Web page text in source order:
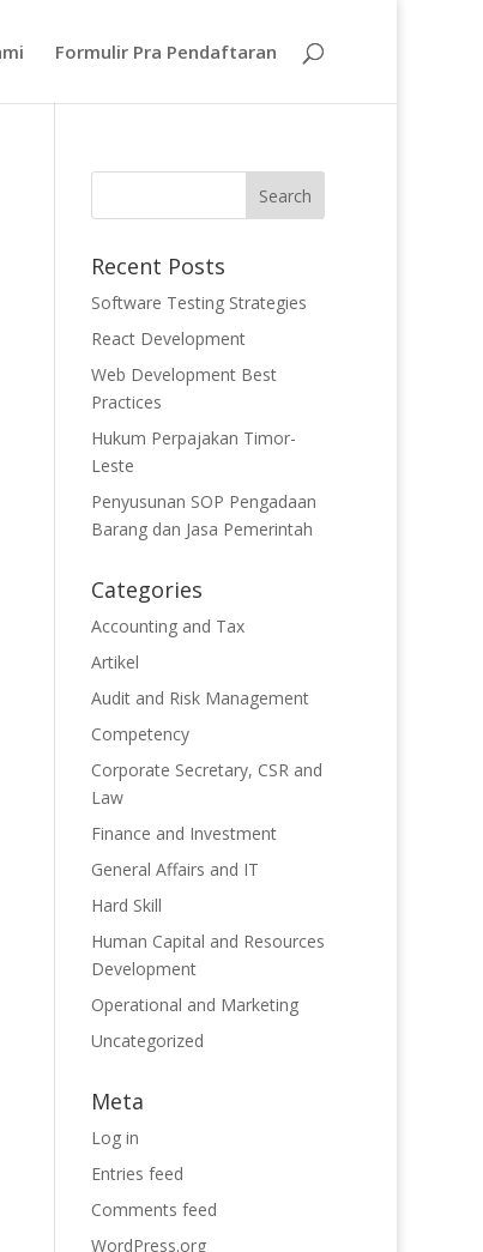
Formulir Pra Pendaftaran
Recent Posts
Software Testing Strategies
React Development
Web Development Best
Practices
Hukum Perpajakan Timor-
Leste
Penyusunan SOP Pengadaan
Barang dan Jasa Pemerintah
Categories
Accounting and Tax
Artikel
Audit and Risk Management
Competency
Corporate Secretary, CSR and
Law
Finance and Investment
General Affairs and IT
Hard Skill
Human Capital and Resources
Development
Operational and Marketing
Uncategorized
Meta
Log in
Entries feed
Comments feed
WordPress.org